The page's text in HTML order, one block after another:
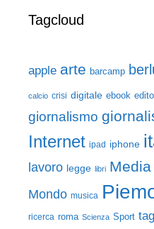
Tagcloud
apple arte barcamp
calcio crisi digitale ebook
giornalismo
Internet ipad iphone
lavoro legge libri Media
Mondo musica
ricerca roma Scienza Sport tag